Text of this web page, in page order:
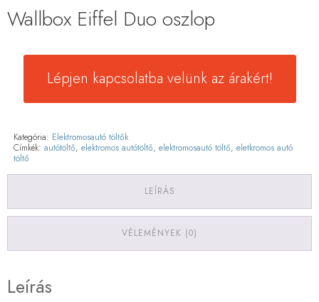
Wallbox Eiffel Duo oszlop
Lépjen kapcsolatba velünk az árakért!
Kategória: Elektromosautó töltők
Címkék: autótöltő, elektromos autótöltő, elektromosautó töltő, eletkromos autó
töltő
LEÍRÁS
VÉLEMÉNYEK (0)
Leírás